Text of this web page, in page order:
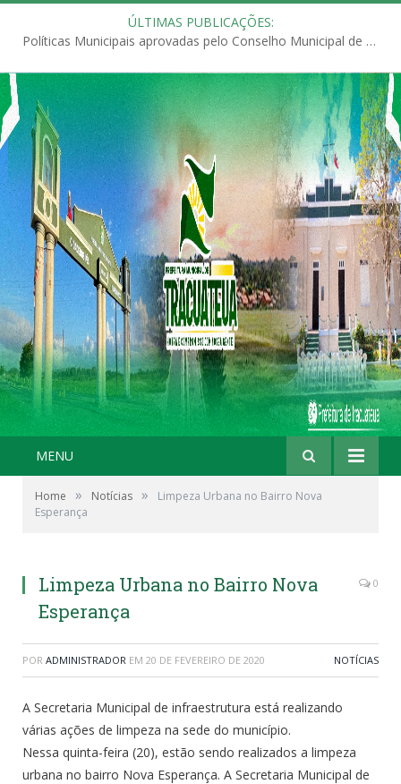
ÚLTIMAS PUBLICAÇÕES:
Políticas Municipais aprovadas pelo Conselho Municipal de Educação (CME)
MENU
Home » Notícias »
Limpeza Urbana no Bairro Nova
Esperança
Limpeza Urbana no Bairro Nova
Esperança
0
POR ADMINISTRADOR EM 20 DE FEVEREIRO DE 2020 NOTÍCIAS
A Secretaria Municipal de infraestrutura está realizando
várias ações de limpeza na sede do município.
Nessa quinta-feira (20), estão sendo realizados a limpeza
urbana no bairro Nova Esperança. A Secretaria Municipal de